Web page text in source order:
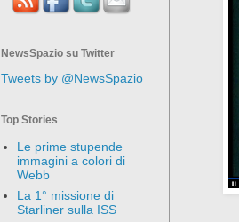
NewsSpazio su Twitter
Tweets by @NewsSpazio
Top Stories
Le prime stupende
immagini a colori di
Webb
La 1° missione di
Starliner sulla ISS